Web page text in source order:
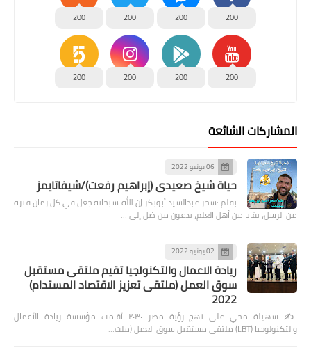
200
200
200
200
200
200
200
200
المشاركات الشائعة
06 يونيو 2022
حياة شيخ صعيدى (إبراهيم رفعت)/شيفاتايمز
بقلم :سحر عبدالسيد أبوبكر إن الله سبحانه جعل في كل زمان فترة
من الرسل، بقايا من أهل العلم، يدعون من ضل إلى …
02 يونيو 2022
ريادة الاعمال والتكنولجيا تقيم ملتقى مستقبل
سوق العمل (ملتقى تعزيز الاقتصاد المستدام)
2022
✍️ سهيلة محي على نهج رؤية مصر ٢٠٣٠ أقامت مؤسسة ريادة الأعمال
والتكنولوجيا (LBT) ملتقى مستقبل سوق العمل (ملت…